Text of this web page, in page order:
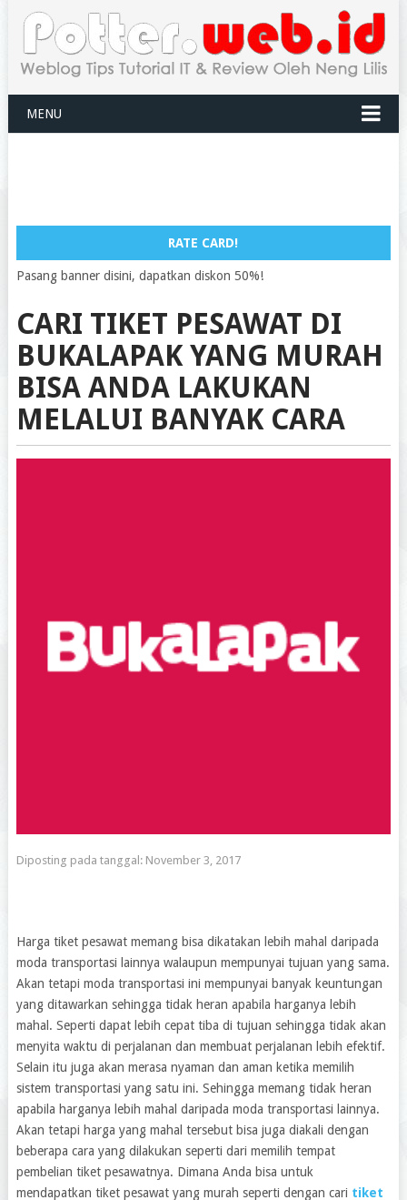
MENU
RATE CARD!
Pasang banner disini, dapatkan diskon 50%!
CARI TIKET PESAWAT DI
BUKALAPAK YANG MURAH
BISA ANDA LAKUKAN
MELALUI BANYAK CARA
Diposting pada tanggal: November 3, 2017
Harga tiket pesawat memang bisa dikatakan lebih mahal daripada
moda transportasi lainnya walaupun mempunyai tujuan yang sama.
Akan tetapi moda transportasi ini mempunyai banyak keuntungan
yang ditawarkan sehingga tidak heran apabila harganya lebih
mahal. Seperti dapat lebih cepat tiba di tujuan sehingga tidak akan
menyita waktu di perjalanan dan membuat perjalanan lebih efektif.
Selain itu juga akan merasa nyaman dan aman ketika memilih
sistem transportasi yang satu ini. Sehingga memang tidak heran
apabila harganya lebih mahal daripada moda transportasi lainnya.
Akan tetapi harga yang mahal tersebut bisa juga diakali dengan
beberapa cara yang dilakukan seperti dari memilih tempat
pembelian tiket pesawatnya. Dimana Anda bisa untuk
mendapatkan tiket pesawat yang murah seperti dengan cari tiket